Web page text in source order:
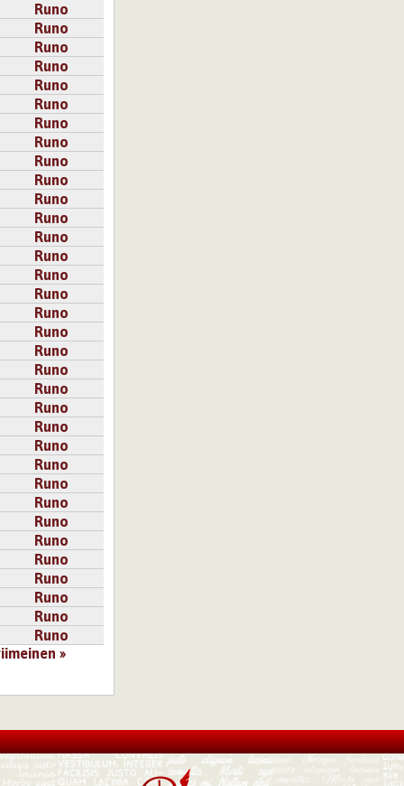
Runo
Runo
Runo
Runo
Runo
Runo
Runo
Runo
Runo
Runo
Runo
Runo
Runo
Runo
Runo
Runo
Runo
Runo
Runo
Runo
Runo
Runo
Runo
Runo
Runo
Runo
Runo
Runo
Runo
Runo
Runo
Runo
Runo
Runo
»